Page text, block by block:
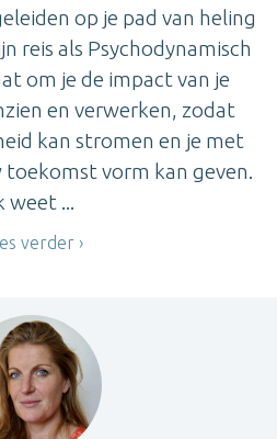
op je pad van heling
reis als Psychodynamisch
om je de impact van je
en verwerken, zodat
kan stromen en je met
vorm kan geven.
weet ...
verder